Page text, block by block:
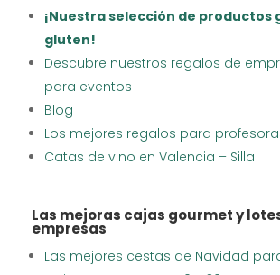
¡Nuestra selección de productos
gluten!
Descubre nuestros regalos de
para eventos
Blog
Los mejores regalos para
Catas de vino en Valencia – Silla
Las mejoras cajas gourmet y
empresas
Las mejores cestas de Navidad